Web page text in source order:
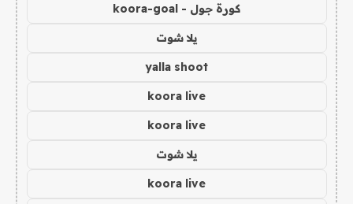
كورة جول - koora-goal
يلا شوت
yalla shoot
koora live
koora live
يلا شوت
koora live